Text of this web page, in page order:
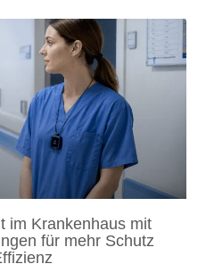
im Krankenhaus mit
für mehr Schutz